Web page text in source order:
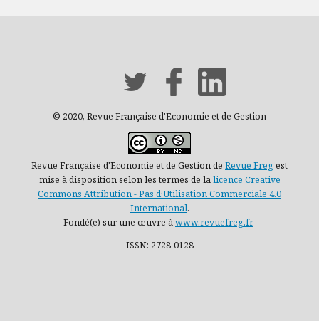
© 2020, Revue Française d'Economie et de Gestion
Revue Française d'Economie et de Gestion de Revue Fregest
mise à disposition selon les termes de lalicence Creative
Commons Attribution - Pas d’Utilisation Commerciale 4.0
International.
Fondé(e) sur une œuvre àwww.revuefreg.fr
ISSN: 2728-0128